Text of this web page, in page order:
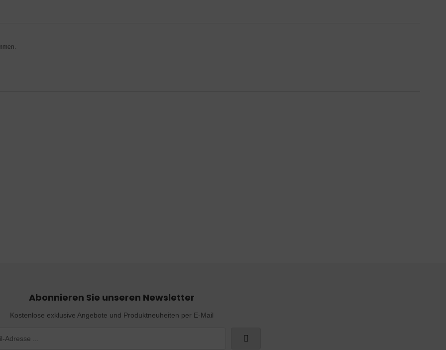
Abonnieren Sie unseren Newsletter
Kostenlose exklusive Angebote und Produktneuheiten per E-Mail